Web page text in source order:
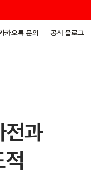
카오톡 문의 공식 블로그
전과